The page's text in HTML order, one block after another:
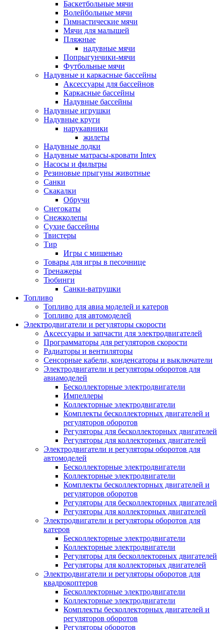
Баскетбольные мячи
Волейбольные мячи
Гимнастические мячи
Мячи для малышей
Пляжные
надувные мячи
Попрыгунчики-мячи
Футбольные мячи
Надувные и каркасные бассейны
Аксессуары для бассейнов
Каркасные бассейны
Надувные бассейны
Надувные игрушки
Надувные круги
нарукавники
жилеты
Надувные лодки
Надувные матрасы-кровати Intex
Насосы и фильтры
Резиновые прыгуны животные
Санки
Скакалки
Обручи
Снегокаты
Снежколепы
Сухие бассейны
Твистеры
Тир
Игры с мишенью
Товары для игры в песочнице
Тренажеры
Тюбинги
Санки-ватрушки
Топливо
Топливо для авиа моделей и катеров
Топливо для автомоделей
Электродвигатели и регуляторы скорости
Аксессуары и запчасти для электродвигателей
Программаторы для регуляторов скорости
Радиаторы и вентиляторы
Сенсорные кабели, конденсаторы и выключатели
Электродвигатели и регуляторы оборотов для
авиамоделей
Бесколлекторные электродвигатели
Импеллеры
Коллекторные электродвигатели
Комплекты бесколлекторных двигателей и
регуляторов оборотов
Регуляторы для бесколлекторных двигателей
Регуляторы для коллекторных двигателей
Электродвигатели и регуляторы оборотов для
автомоделей
Бесколлекторные электродвигатели
Коллекторные электродвигатели
Комплекты бесколлекторных двигателей и
регуляторов оборотов
Регуляторы для бесколлекторных двигателей
Регуляторы для коллекторных двигателей
Электродвигатели и регуляторы оборотов для
катеров
Бесколлекторные электродвигатели
Коллекторные электродвигатели
Регуляторы для бесколлекторных двигателей
Регуляторы для коллекторных двигателей
Электродвигатели и регуляторы оборотов для
квадрокоптеров
Бесколлекторные электродвигатели
Коллекторные электродвигатели
Комплекты бесколлекторных двигателей и
регуляторов оборотов
Регуляторы оборотов